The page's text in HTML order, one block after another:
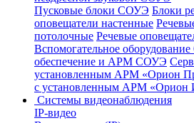
Пусковые блоки СОУЭ Блоки
оповещатели настенные
потолочные Речевые
Вспомогательное
обеспечение и АРМ СОУЭ
установленным АРМ «Орион
с установленным АРМ «Орион
Системы видеонаблюдения
IP-видео